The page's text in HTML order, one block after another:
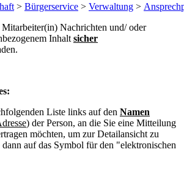
> Bürgerservice > Verwaltung >
Nachrichten und/ oder
Inhalt sicher
Liste links auf den Namen
) der Person, an die Sie eine Mitteilung
möchten, um zur Detailansicht zu
auf das Symbol für den "elektronischen